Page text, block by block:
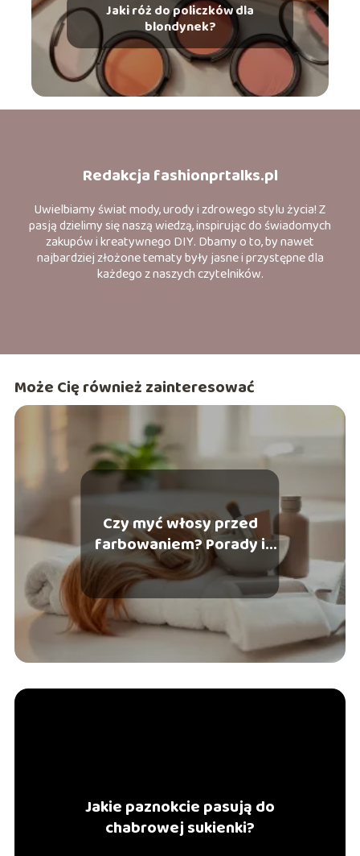
Jaki róż do policzków dla
blondynek?
Redakcja fashionprtalks.pl
Uwielbiamy świat mody, urody i zdrowego stylu życia! Z
pasją dzielimy się naszą wiedzą, inspirując do świadomych
zakupów i kreatywnego DIY. Dbamy o to, by nawet
najbardziej złożone tematy były jasne i przystępne dla
każdego z naszych czytelników.
Może Cię również zainteresować
Czy myć włosy przed
farbowaniem? Porady i
najczęstsze błędy
Jakie paznokcie pasują do
chabrowej sukienki?